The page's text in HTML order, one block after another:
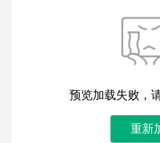
预览加载失败，
重新